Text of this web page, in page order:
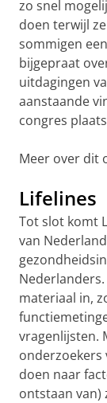
zo snel
doen terwijl
sommigen
bijgepraat
uitdagingen
aanstaande
congres
Meer over dit
Lifelines
Tot slot komt
van
materiaal in,
vragenlijsten.
onderzoekers
doen naar
ontstaan van)